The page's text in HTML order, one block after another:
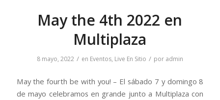
May the 4th 2022 en
Multiplaza
8 mayo, 2022 / en Eventos, Live En Sitio / por admin
May the fourth be with you! – El sábado 7 y domingo 8
de mayo celebramos en grande junto a Multiplaza con